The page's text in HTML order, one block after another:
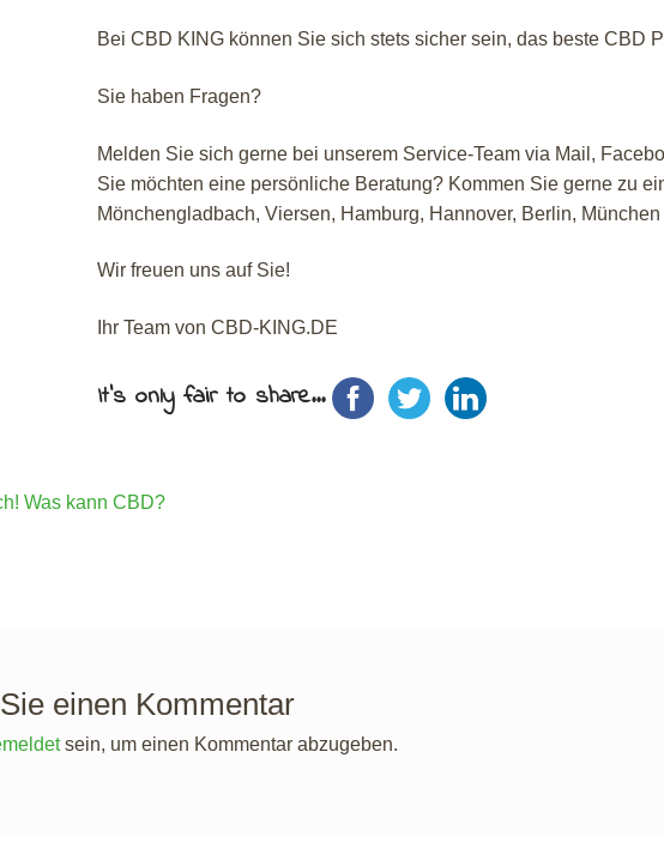
Bei CBD KING können Sie sich stets sicher sein, das beste CBD
Sie haben Fragen?
Melden Sie sich gerne bei unserem Service-Team via Mail,
Sie möchten eine persönliche Beratung? Kommen Sie gerne zu
Mönchengladbach, Viersen, Hamburg, Hannover, Berlin, München
Wir freuen uns auf Sie!
Ihr Team von CBD-KING.DE
It's only fair to share...
Was kann CBD?
einen Kommentar
sein, um einen Kommentar abzugeben.